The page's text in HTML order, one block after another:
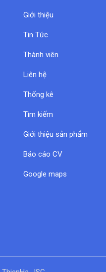
Giới thiệu
Tin Tức
Thành viên
Liên hệ
Thống kê
Tìm kiếm
Giới thiệu sản phẩm
Báo cáo CV
Google maps